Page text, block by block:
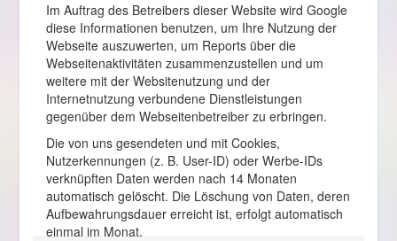
Im Auftrag des Betreibers dieser Website wird Google
diese Informationen benutzen, um Ihre Nutzung der
Webseite auszuwerten, um Reports über die
Webseitenaktivitäten zusammenzustellen und um
weitere mit der Websitenutzung und der
Internetnutzung verbundene Dienstleistungen
gegenüber dem Webseitenbetreiber zu erbringen.
Die von uns gesendeten und mit Cookies,
Nutzerkennungen (z. B. User-ID) oder Werbe-IDs
verknüpften Daten werden nach 14 Monaten
automatisch gelöscht. Die Löschung von Daten, deren
Aufbewahrungsdauer erreicht ist, erfolgt automatisch
einmal im Monat.